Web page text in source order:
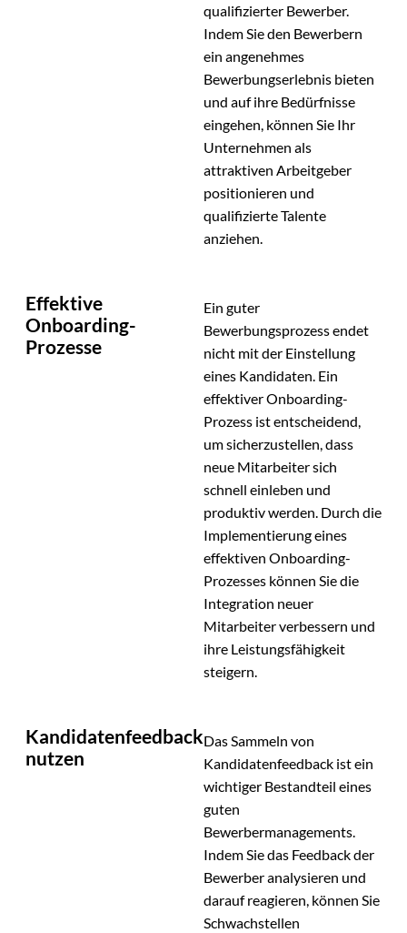
qualifizierter Bewerber.
Indem Sie den Bewerbern
ein angenehmes
Bewerbungserlebnis bieten
und auf ihre Bedürfnisse
eingehen, können Sie Ihr
Unternehmen als
attraktiven Arbeitgeber
positionieren und
qualifizierte Talente
anziehen.
Effektive
Onboarding-
Prozesse
Ein guter
Bewerbungsprozess endet
nicht mit der Einstellung
eines Kandidaten. Ein
effektiver Onboarding-
Prozess ist entscheidend,
um sicherzustellen, dass
neue Mitarbeiter sich
schnell einleben und
produktiv werden. Durch die
Implementierung eines
effektiven Onboarding-
Prozesses können Sie die
Integration neuer
Mitarbeiter verbessern und
ihre Leistungsfähigkeit
steigern.
Kandidatenfeedback
nutzen
Das Sammeln von
Kandidatenfeedback ist ein
wichtiger Bestandteil eines
guten
Bewerbermanagements.
Indem Sie das Feedback der
Bewerber analysieren und
darauf reagieren, können Sie
Schwachstellen